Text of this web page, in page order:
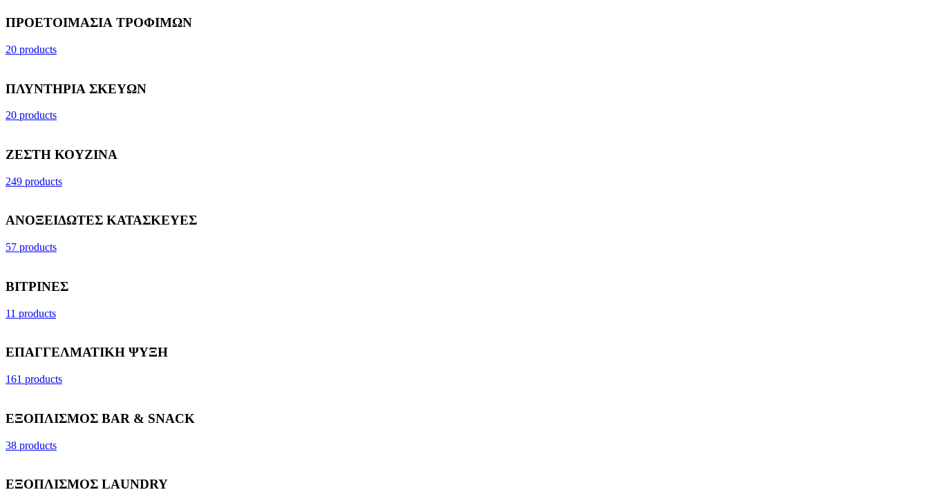
ΠΡΟΕΤΟΙΜΑΣΙΑ ΤΡΟΦΙΜΩΝ
20 products
ΠΛΥΝΤΗΡΙΑ ΣΚΕΥΩΝ
20 products
ΖΕΣΤΗ ΚΟΥΖΙΝΑ
249 products
ΑΝΟΞΕΙΔΩΤΕΣ ΚΑΤΑΣΚΕΥΕΣ
57 products
ΒΙΤΡΙΝΕΣ
11 products
ΕΠΑΓΓΕΛΜΑΤΙΚΗ ΨΥΞΗ
161 products
ΕΞΟΠΛΙΣΜΟΣ BAR & SNACK
38 products
ΕΞΟΠΛΙΣΜΟΣ LAUNDRY